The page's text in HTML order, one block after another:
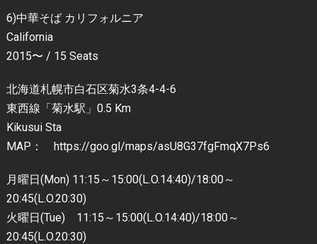
6)中華そば カリフォルニア
California
2015〜 / 15 Seats
北海道札幌市白石区菊水3条4-4-6
東西線「菊水駅」0.5 Km
Kikusui Sta
MAP： https://goo.gl/maps/asU8G37fgFmqX7Ps6
月曜日(Mon) 11:15～15:00(L.O.14:40)/18:00～
20:45(L.O.20:30)
火曜日(Tue) 11:15～15:00(L.O.14:40)/18:00～
20:45(L.O.20:30)